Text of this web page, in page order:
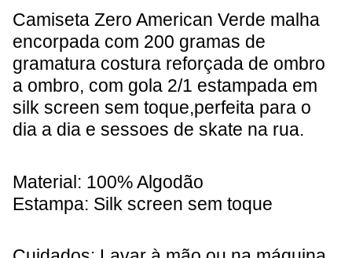
Camiseta Zero American Verde malha
encorpada com 200 gramas de
gramatura costura reforçada de ombro
a ombro, com gola 2/1 estampada em
silk screen sem toque,perfeita para o
dia a dia e sessoes de skate na rua.
Material: 100% Algodão
Estampa: Silk screen sem toque